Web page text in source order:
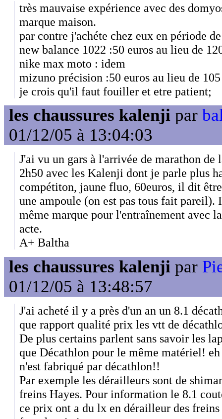
très mauvaise expérience avec des
marque maison.
par contre j'achéte chez eux en période
new balance 1022 :50 euros au lieu de
nike max moto : idem
mizuno précision :50 euros au lieu de 105
je crois qu'il faut fouiller et etre patient;
les chaussures kalenji par
01/12/05 à 13:04:03
J'ai vu un gars à l'arrivée de marathon
2h50 avec les Kalenji dont je parle plus
compétiton, jaune fluo, 60euros, il dit
une ampoule (on est pas tous fait pareil).
même marque pour l'entraînement avec
acte.
A+ Baltha
les chaussures kalenji par
01/12/05 à 13:48:57
J'ai acheté il y a près d'un an un 8.1
que rapport qualité prix les vtt de
De plus certains parlent sans savoir les
que Décathlon pour le même matériel!
n'est fabriqué par décathlon!!
Par exemple les dérailleurs sont de
freins Hayes. Pour information le 8.1
ce prix ont a du lx en dérailleur des